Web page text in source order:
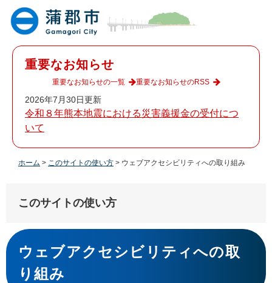
重要なお知らせ
2026年7月30日更新
令和８年熊本地震における災害義援金の受付につ
いて
重要なお知らせの一覧 重要なお知らせのRSS
ホーム > このサイトの使い方 > ウェブアクセシビリティへの取り組み
このサイトの使い方
本
文
ウェブアクセシビリティへの取
り組み